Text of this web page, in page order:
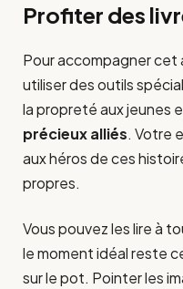
Profiter des
Pour accompagner cet
utiliser des outils
la propreté aux jeunes
précieux alliés. Votre
aux héros de ces
propres.
Vous pouvez les lire à
le moment idéal reste
sur le pot. Pointer les